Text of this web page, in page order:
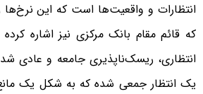
انتظارات و واقعیت‌ها است که این نرخ‌ها
که قائم مقام بانک مرکزی نیز اشاره کرده
انتظاری، ریسک‌ناپذیری جامعه و عادی
یک انتظار جمعی شده که به شکل یک